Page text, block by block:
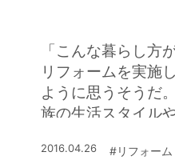
「こんな暮らし方
リフォームを実施
ように思うそうだ
族の生活スタイル
現する。モノが出
2016.04.26 #リフォーム